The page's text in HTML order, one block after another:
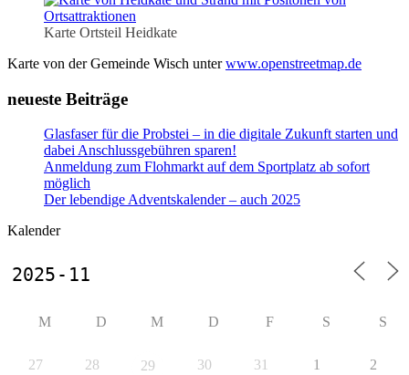
Karte Ortsteil Heidkate
Karte von der Gemeinde Wisch unterwww.openstreetmap.de
neueste Beiträge
Glasfaser für die Probstei – in die digitale Zukunft starten und
dabei Anschlussgebühren sparen!
Anmeldung zum Flohmarkt auf dem Sportplatz ab sofort
möglich
Der lebendige Adventskalender – auch 2025
Kalender
M D M D F S S
27 28 29 30 31 1 2